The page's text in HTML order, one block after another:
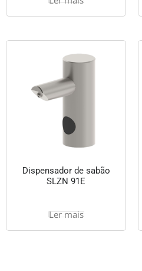
Dispensador de sabão
SLZN 91E
Ler mais